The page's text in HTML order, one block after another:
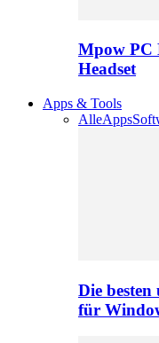
Mpow PC
Headset
Apps & Tools
AlleApps
Die besten
für